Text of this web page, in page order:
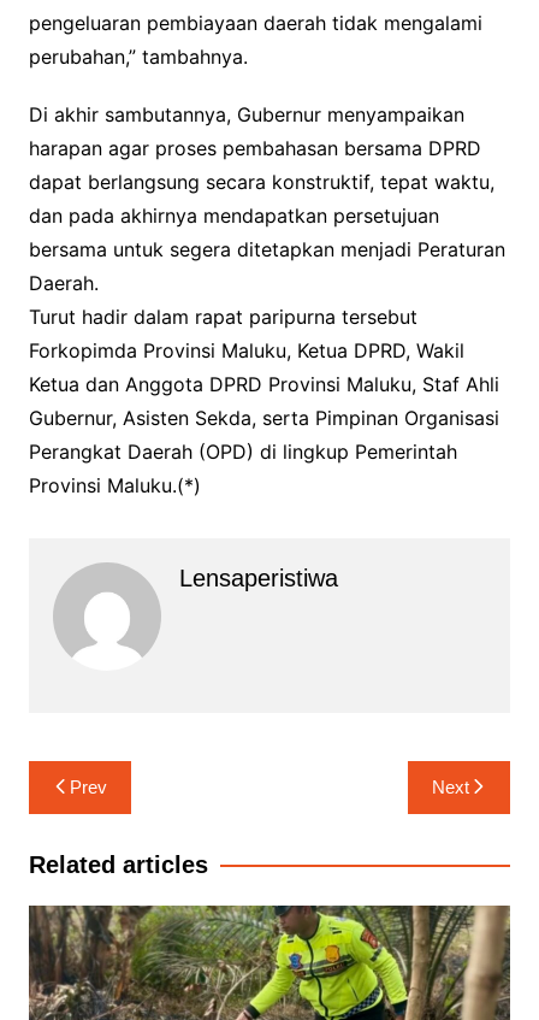
pengeluaran pembiayaan daerah tidak mengalami
perubahan,” tambahnya.
Di akhir sambutannya, Gubernur menyampaikan
harapan agar proses pembahasan bersama DPRD
dapat berlangsung secara konstruktif, tepat waktu,
dan pada akhirnya mendapatkan persetujuan
bersama untuk segera ditetapkan menjadi Peraturan
Daerah.
Turut hadir dalam rapat paripurna tersebut
Forkopimda Provinsi Maluku, Ketua DPRD, Wakil
Ketua dan Anggota DPRD Provinsi Maluku, Staf Ahli
Gubernur, Asisten Sekda, serta Pimpinan Organisasi
Perangkat Daerah (OPD) di lingkup Pemerintah
Provinsi Maluku.(*)
Lensaperistiwa
Navigasi
pos
Prev Next
Related articles